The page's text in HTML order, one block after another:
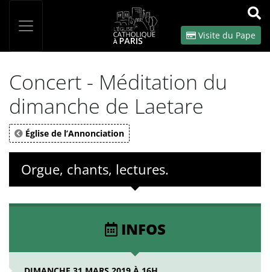
OK
Visite du Pape
Concert - Méditation du
dimanche de Laetare
Église de l’Annonciation
Orgue, chants, lectures.
INFOS
Panneau de gestion des cookies